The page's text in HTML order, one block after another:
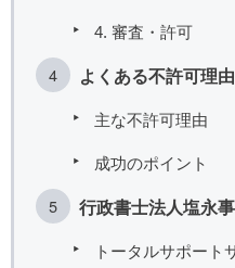
4. 審査・許可
よくある不許可理
主な不許可理由
成功のポイント
行政書士法人塩永
トータルサポート